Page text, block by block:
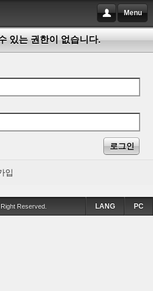
Menu
있는 권한이 없습니다.
입
Reserved. PC
LANG